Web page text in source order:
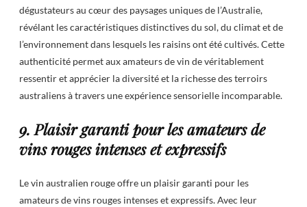
dégustateurs au cœur des paysages uniques de l’Australie,
révélant les caractéristiques distinctives du sol, du climat et de
l’environnement dans lesquels les raisins ont été cultivés. Cette
authenticité permet aux amateurs de vin de véritablement
ressentir et apprécier la diversité et la richesse des terroirs
australiens à travers une expérience sensorielle incomparable.
9. Plaisir garanti pour les amateurs de
vins rouges intenses et expressifs
Le vin australien rouge offre un plaisir garanti pour les
amateurs de vins rouges intenses et expressifs. Avec leur